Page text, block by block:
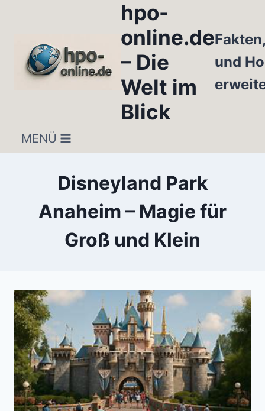
hpo-
online.de
– Die
Welt im
Blick
und
MENÜ
Disneyland Park
Anaheim – Magie für
Groß und Klein